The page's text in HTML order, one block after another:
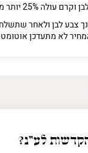
יותר מדגמים אחרים
צבע לבן ולאחר
לא מתעדכן
לע"נ?